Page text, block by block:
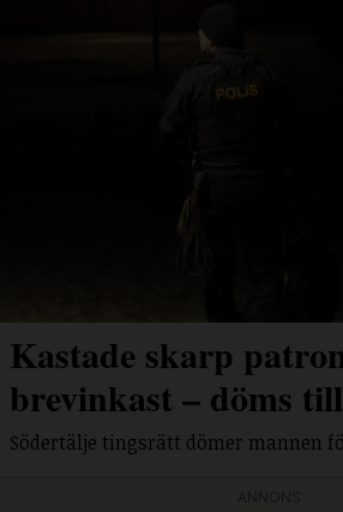
Kastade skarp
brevinkast – döms
Södertälje tingsrätt dömer mannen